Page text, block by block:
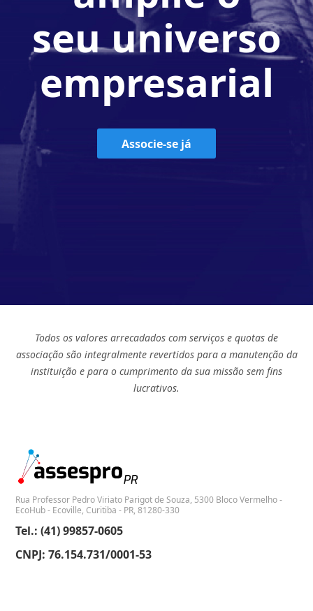
seu universo
empresarial
Associe-se já
Todos os valores arrecadados com serviços e quotas de
associação são integralmente revertidos para a manutenção da
instituição e para o cumprimento da sua missão sem fins
lucrativos.
Rua Professor Pedro Viriato Parigot de Souza, 5300 Bloco Vermelho -
EcoHub - Ecoville, Curitiba - PR, 81280-330
Tel.: (41) 99857-0605
CNPJ: 76.154.731/0001-53